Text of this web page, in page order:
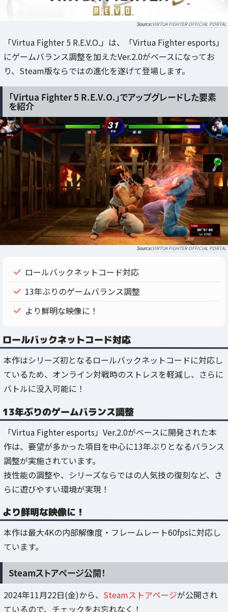
VIRTUA FIGHTER OFFICIAL PORTAL
「Virtua Fighter 5 R.E.V.O.」は、「Virtua Fighter esports」
にゲームバランス調整を加えたVer.2.0がベースになってお
り、Steam版ならではの進化を遂げて登場します。
「Virtua Fighter 5 R.E.V.O.」でアップグレードした要素
を紹介
VIRTUA FIGHTER OFFICIAL PORTAL
ロールバックネットコード対応
13年ぶりのゲームバランス調整
より鮮明な映像に！
ロールバックネットコード対応
本作はシリーズ初となるロールバックネットコードに対応し
ているため、オンライン対戦時のストレスを軽減し、さらに
バトルに没入可能に！
13年ぶりのゲームバランス調整
「Virtua Fighter esports」Ver.2.0がベースに開発された本
作は、要望が多かった項目を中心に13年ぶりとなるバランス
調整が実施されています。
技性能の調整や、シリーズならではの人気技の復刻など、さ
らに遊びやすい環境が実現！
より鮮明な映像に！
本作は最大4Kの内部解像度・フレームレート60fpsに対応し
ています。
Steamストアページ公開！
2024年11月22日(金)から、 Steamストアページが公開され
ているので、チェックをお忘れなく！